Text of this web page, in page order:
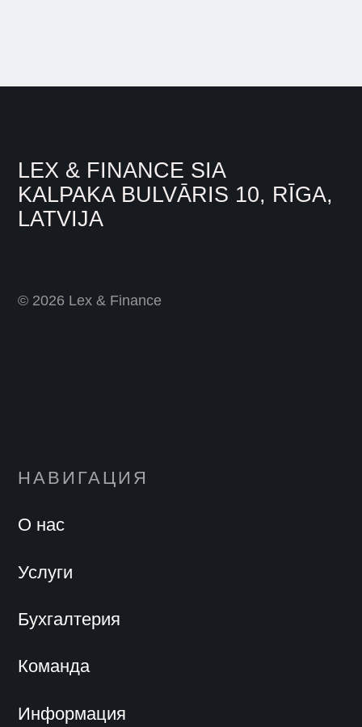
LEX & FINANCE SIA
KALPAKA BULVĀRIS 10, RĪGA,
LATVIJA
© 2026 Lex & Finance
НАВИГАЦИЯ
О нас
Услуги
Бухгалтерия
Команда
Информация